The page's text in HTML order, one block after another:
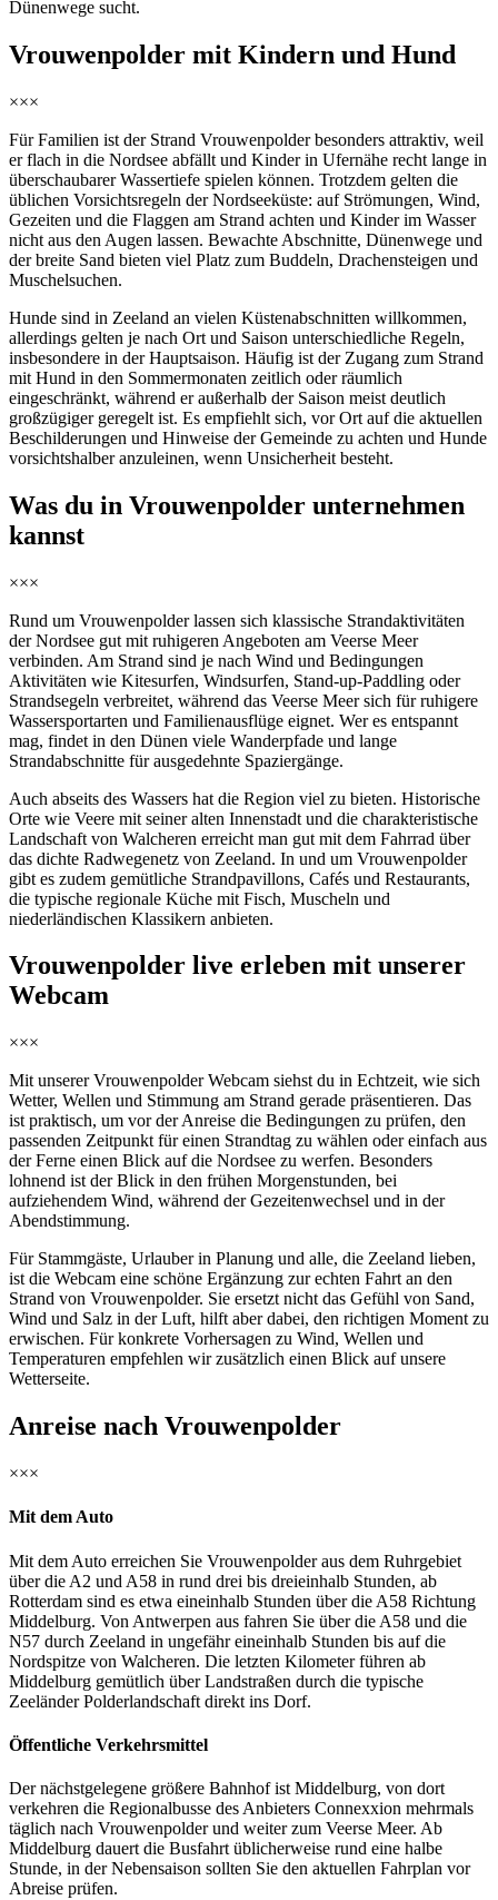
Dünenwege sucht.
Vrouwenpolder mit Kindern und Hund
×××
Für Familien ist der Strand Vrouwenpolder besonders attraktiv, weil
er flach in die Nordsee abfällt und Kinder in Ufernähe recht lange in
überschaubarer Wassertiefe spielen können. Trotzdem gelten die
üblichen Vorsichtsregeln der Nordseeküste: auf Strömungen, Wind,
Gezeiten und die Flaggen am Strand achten und Kinder im Wasser
nicht aus den Augen lassen. Bewachte Abschnitte, Dünenwege und
der breite Sand bieten viel Platz zum Buddeln, Drachensteigen und
Muschelsuchen.
Hunde sind in Zeeland an vielen Küstenabschnitten willkommen,
allerdings gelten je nach Ort und Saison unterschiedliche Regeln,
insbesondere in der Hauptsaison. Häufig ist der Zugang zum Strand
mit Hund in den Sommermonaten zeitlich oder räumlich
eingeschränkt, während er außerhalb der Saison meist deutlich
großzügiger geregelt ist. Es empfiehlt sich, vor Ort auf die aktuellen
Beschilderungen und Hinweise der Gemeinde zu achten und Hunde
vorsichtshalber anzuleinen, wenn Unsicherheit besteht.
Was du in Vrouwenpolder unternehmen
kannst
×××
Rund um Vrouwenpolder lassen sich klassische Strandaktivitäten
der Nordsee gut mit ruhigeren Angeboten am Veerse Meer
verbinden. Am Strand sind je nach Wind und Bedingungen
Aktivitäten wie Kitesurfen, Windsurfen, Stand-up-Paddling oder
Strandsegeln verbreitet, während das Veerse Meer sich für ruhigere
Wassersportarten und Familienausflüge eignet. Wer es entspannt
mag, findet in den Dünen viele Wanderpfade und lange
Strandabschnitte für ausgedehnte Spaziergänge.
Auch abseits des Wassers hat die Region viel zu bieten. Historische
Orte wie Veere mit seiner alten Innenstadt und die charakteristische
Landschaft von Walcheren erreicht man gut mit dem Fahrrad über
das dichte Radwegenetz von Zeeland. In und um Vrouwenpolder
gibt es zudem gemütliche Strandpavillons, Cafés und Restaurants,
die typische regionale Küche mit Fisch, Muscheln und
niederländischen Klassikern anbieten.
Vrouwenpolder live erleben mit unserer
Webcam
×××
Mit unserer Vrouwenpolder Webcam siehst du in Echtzeit, wie sich
Wetter, Wellen und Stimmung am Strand gerade präsentieren. Das
ist praktisch, um vor der Anreise die Bedingungen zu prüfen, den
passenden Zeitpunkt für einen Strandtag zu wählen oder einfach aus
der Ferne einen Blick auf die Nordsee zu werfen. Besonders
lohnend ist der Blick in den frühen Morgenstunden, bei
aufziehendem Wind, während der Gezeitenwechsel und in der
Abendstimmung.
Für Stammgäste, Urlauber in Planung und alle, die Zeeland lieben,
ist die Webcam eine schöne Ergänzung zur echten Fahrt an den
Strand von Vrouwenpolder. Sie ersetzt nicht das Gefühl von Sand,
Wind und Salz in der Luft, hilft aber dabei, den richtigen Moment zu
erwischen. Für konkrete Vorhersagen zu Wind, Wellen und
Temperaturen empfehlen wir zusätzlich einen Blick auf unsere
Wetterseite.
Anreise nach Vrouwenpolder
×××
Mit dem Auto
Mit dem Auto erreichen Sie Vrouwenpolder aus dem Ruhrgebiet
über die A2 und A58 in rund drei bis dreieinhalb Stunden, ab
Rotterdam sind es etwa eineinhalb Stunden über die A58 Richtung
Middelburg. Von Antwerpen aus fahren Sie über die A58 und die
N57 durch Zeeland in ungefähr eineinhalb Stunden bis auf die
Nordspitze von Walcheren. Die letzten Kilometer führen ab
Middelburg gemütlich über Landstraßen durch die typische
Zeeländer Polderlandschaft direkt ins Dorf.
Öffentliche Verkehrsmittel
Der nächstgelegene größere Bahnhof ist Middelburg, von dort
verkehren die Regionalbusse des Anbieters Connexxion mehrmals
täglich nach Vrouwenpolder und weiter zum Veerse Meer. Ab
Middelburg dauert die Busfahrt üblicherweise rund eine halbe
Stunde, in der Nebensaison sollten Sie den aktuellen Fahrplan vor
Abreise prüfen.